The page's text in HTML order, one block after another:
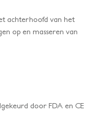
achterhoofd van het
op en masseren van
door FDA en CE